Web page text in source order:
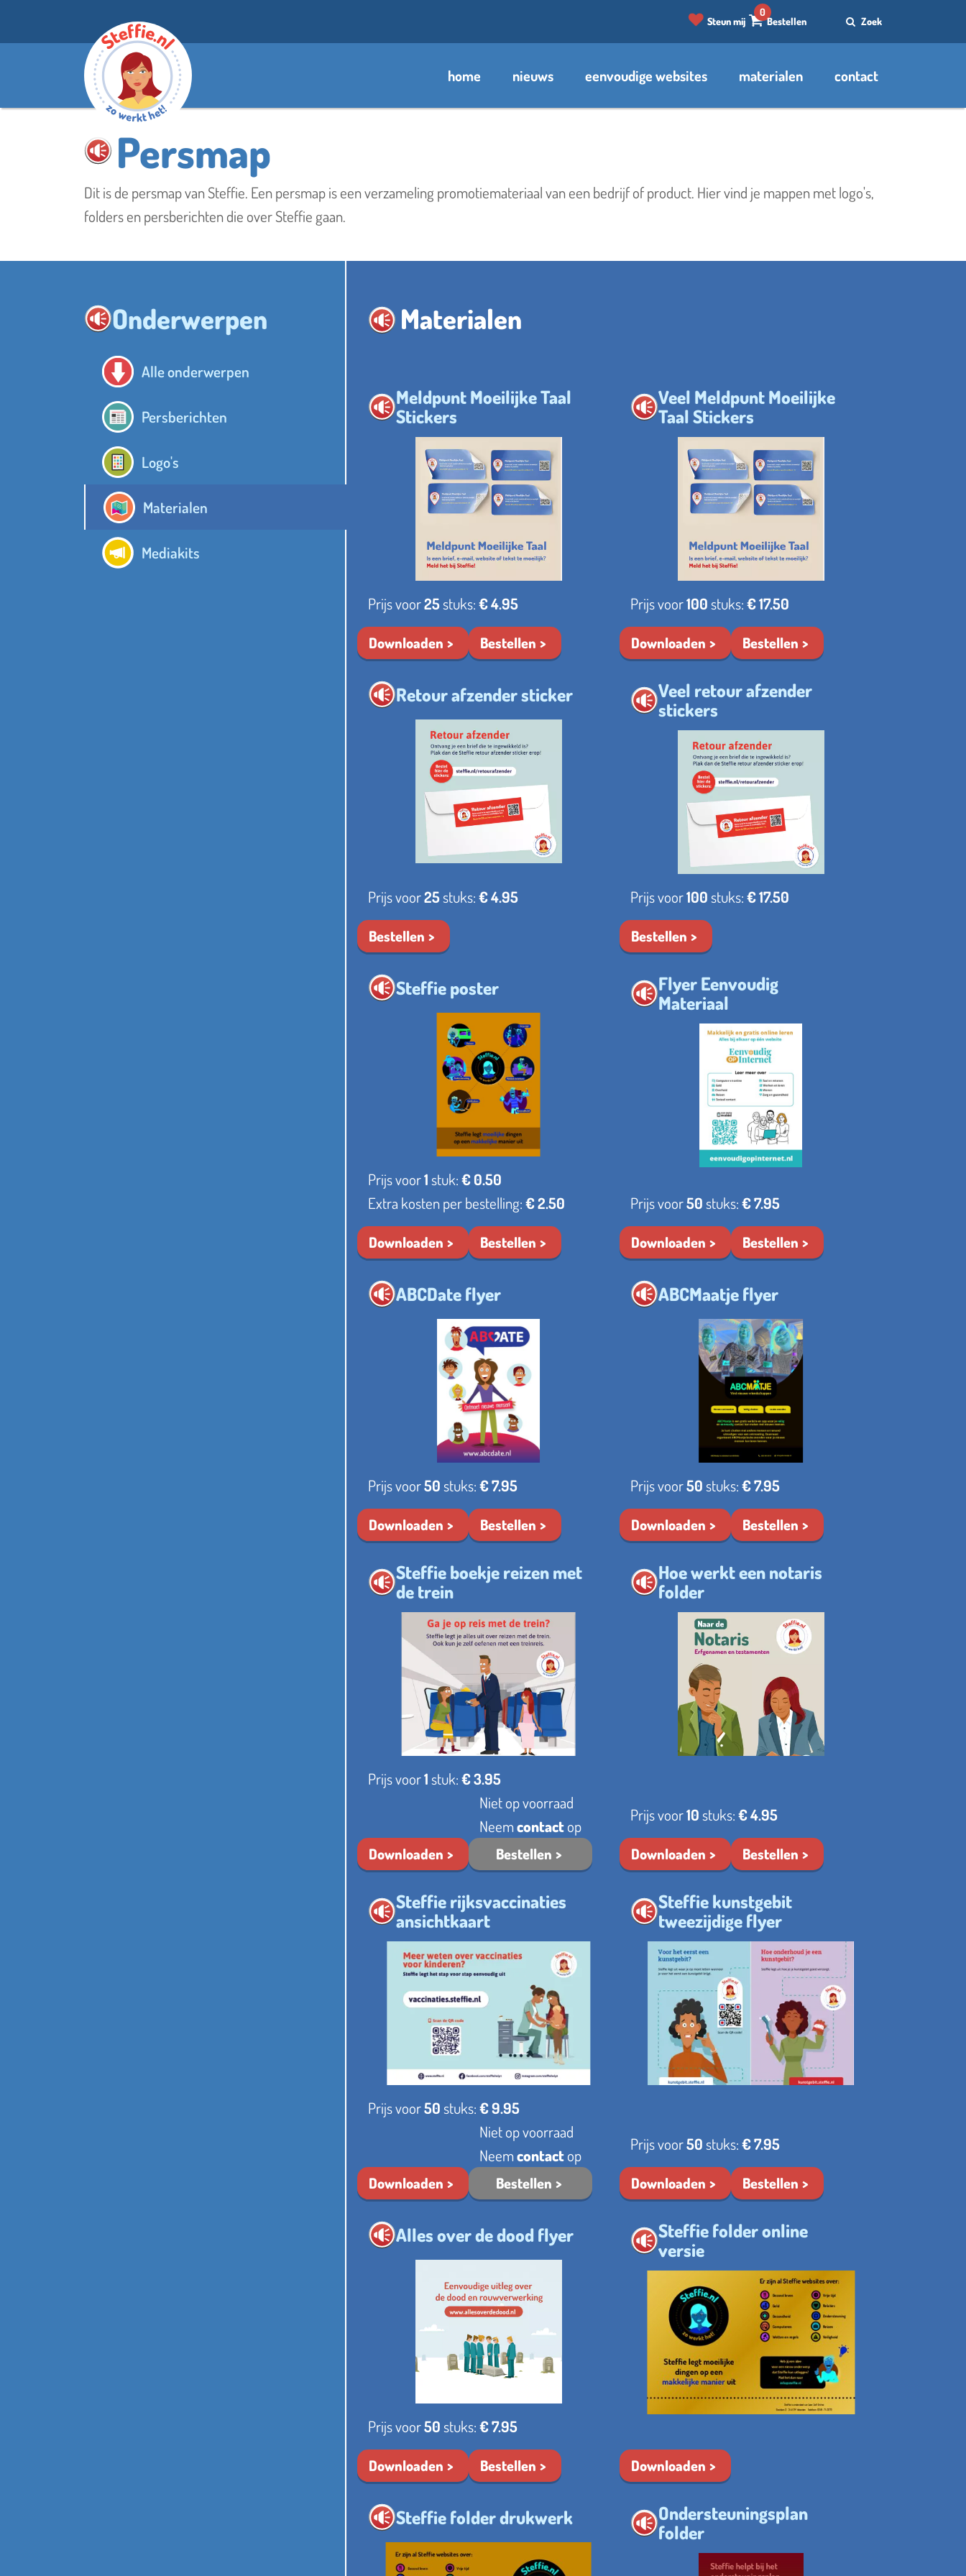
Steun mij
0
Bestellen Zoek
Steffie helpt je graag om iets te vinden
home nieuws eenvoudige websites materialen contact
Persmap
Dit is de persmap van Steffie. Een persmap is een verzameling promotiemateriaal van een bedrijf of product. Hier vind je mappen met logo's,
folders en persberichten die over Steffie gaan.
Onderwerpen
Alle onderwerpen
Persberichten
Logo's
Materialen
Mediakits
Materialen
Meldpunt Moeilijke Taal
Stickers
Prijs voor25stuks:€ 4.95
Downloaden Bestellen
Veel Meldpunt Moeilijke
Taal Stickers
Prijs voor100stuks:€ 17.50
Downloaden Bestellen
Retour afzender sticker
Prijs voor25stuks:€ 4.95
Bestellen
Veel retour afzender
stickers
Prijs voor100stuks:€ 17.50
Bestellen
Steffie poster
Prijs voor1stuk:€ 0.50
Extra kosten per bestelling:€ 2.50
Downloaden Bestellen
Flyer Eenvoudig
Materiaal
Prijs voor50stuks:€ 7.95
Downloaden Bestellen
ABCDate flyer
Prijs voor50stuks:€ 7.95
Downloaden Bestellen
ABCMaatje flyer
Prijs voor50stuks:€ 7.95
Downloaden Bestellen
Steffie boekje reizen met
de trein
Prijs voor1stuk:€ 3.95
Downloaden
Niet op voorraad
Neemcontactop
Bestellen
Hoe werkt een notaris
folder
Prijs voor10stuks:€ 4.95
Downloaden Bestellen
Steffie rijksvaccinaties
ansichtkaart
Prijs voor50stuks:€ 9.95
Downloaden
Niet op voorraad
Neemcontactop
Bestellen
Steffie kunstgebit
tweezijdige flyer
Prijs voor50stuks:€ 7.95
Downloaden Bestellen
Alles over de dood flyer
Prijs voor50stuks:€ 7.95
Downloaden Bestellen
Steffie folder online
versie
Downloaden
Steffie folder drukwerk
Ondersteuningsplan
folder